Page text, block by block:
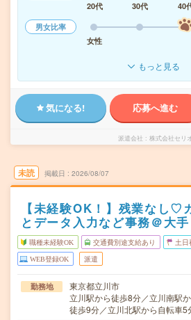
20代
30代 40
男女比率
女性
もっと見る
気になる! 応募へ進む
派遣会社 株式会社セリ
未読 掲載日 2026/08/07
【未経験OK！】残業なし♡
とデータ入力など事務＠大
職種未経験OK 交通費別途支給あり 土日
WEB登録OK 派遣
勤務地
東京都立川市
立川駅から徒歩8分／立川南駅
徒歩9分／立川北駅から自転車